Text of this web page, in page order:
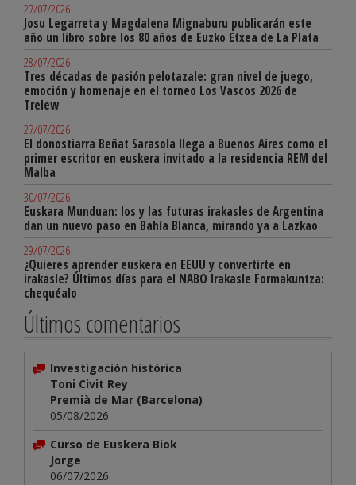
27/07/2026
Josu Legarreta y Magdalena Mignaburu publicarán este
año un libro sobre los 80 años de Euzko Etxea de La Plata
28/07/2026
Tres décadas de pasión pelotazale: gran nivel de juego,
emoción y homenaje en el torneo Los Vascos 2026 de
Trelew
27/07/2026
El donostiarra Beñat Sarasola llega a Buenos Aires como el
primer escritor en euskera invitado a la residencia REM del
Malba
30/07/2026
Euskara Munduan: los y las futuras irakasles de Argentina
dan un nuevo paso en Bahía Blanca, mirando ya a Lazkao
29/07/2026
¿Quieres aprender euskera en EEUU y convertirte en
irakasle? Últimos días para el NABO Irakasle Formakuntza:
chequéalo
Últimos comentarios
Investigación histórica
Toni Civit Rey
Premià de Mar (Barcelona)
05/08/2026
Curso de Euskera Biok
Jorge
06/07/2026